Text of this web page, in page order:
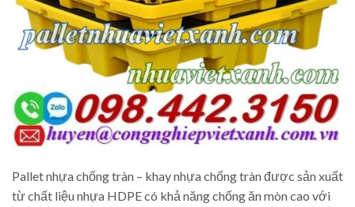
Pallet nhựa chống tràn – khay nhựa chống tràn được sản xuất
từ chất liệu nhựa HDPE có khả năng chống ăn mòn cao với